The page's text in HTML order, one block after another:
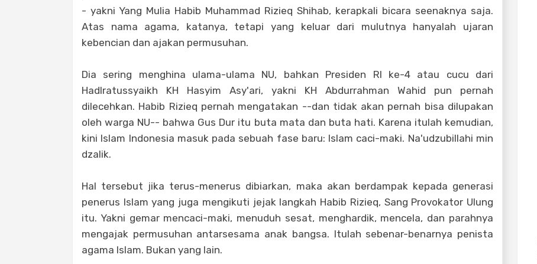
- yakni Yang Mulia Habib Muhammad Rizieq Shihab, kerapkali bicara seenaknya saja.
Atas nama agama, katanya, tetapi yang keluar dari mulutnya hanyalah ujaran
kebencian dan ajakan permusuhan.
Dia sering menghina ulama-ulama NU, bahkan Presiden RI ke-4 atau cucu dari
Hadlratussyaikh KH Hasyim Asy'ari, yakni KH Abdurrahman Wahid pun pernah
dilecehkan. Habib Rizieq pernah mengatakan --dan tidak akan pernah bisa dilupakan
oleh warga NU-- bahwa Gus Dur itu buta mata dan buta hati. Karena itulah kemudian,
kini Islam Indonesia masuk pada sebuah fase baru: Islam caci-maki. Na'udzubillahi min
dzalik.
Hal tersebut jika terus-menerus dibiarkan, maka akan berdampak kepada generasi
penerus Islam yang juga mengikuti jejak langkah Habib Rizieq, Sang Provokator Ulung
itu. Yakni gemar mencaci-maki, menuduh sesat, menghardik, mencela, dan parahnya
mengajak permusuhan antarsesama anak bangsa. Itulah sebenar-benarnya penista
agama Islam. Bukan yang lain.